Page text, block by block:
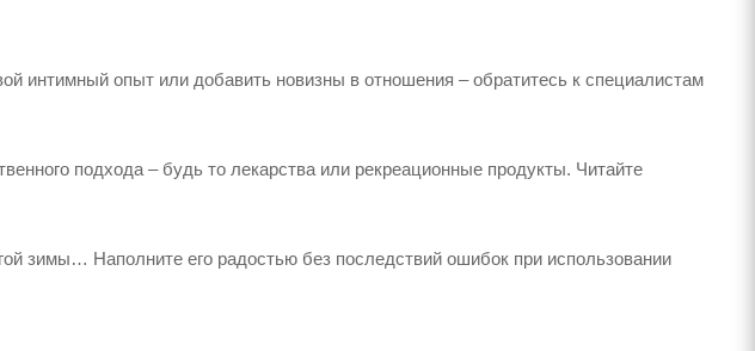
интимный опыт или добавить новизны в отношения – обратитесь к специалистам
подхода – будь то лекарства или рекреационные продукты. Читайте
зимы… Наполните его радостью без последствий ошибок при использовании